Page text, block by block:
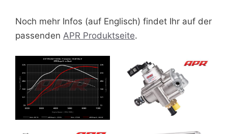
Noch mehr Infos (auf Englisch) findet Ihr auf der
passenden APR Produktseite.